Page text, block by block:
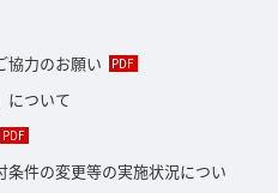
協力のお願い
について
条件の変更等の実施状況につい